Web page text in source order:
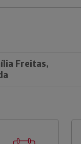
Freitas,